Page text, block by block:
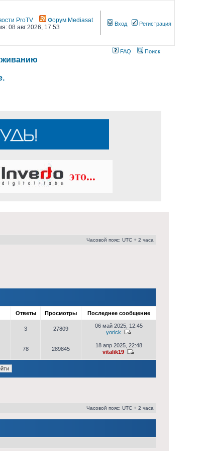
ProTV
Форум Mediasat
08 авг 2026, 17:53
Вход Регистрация
FAQ Поиск
Часовой пояс: UTC + 2 часа
Ответы Просмотры Последнее сообщение
3 27809
06 май 2025, 12:45
yorick
78 289845
18 апр 2025, 22:48
vitalik19
Часовой пояс: UTC + 2 часа